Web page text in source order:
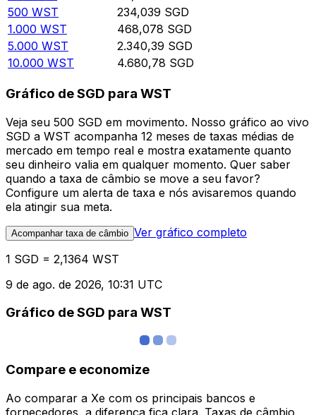
500 WST 234,039 SGD
1.000 WST 468,078 SGD
5.000 WST 2.340,39 SGD
10.000 WST 4.680,78 SGD
Gráfico de SGD para WST
Veja seu 500 SGD em movimento. Nosso gráfico ao vivo
SGD a WST acompanha 12 meses de taxas médias de
mercado em tempo real e mostra exatamente quanto
seu dinheiro valia em qualquer momento. Quer saber
quando a taxa de câmbio se move a seu favor?
Configure um alerta de taxa e nós avisaremos quando
ela atingir sua meta.
Acompanhar taxa de câmbio Ver gráfico completo
1 SGD = 2,1364 WST
9 de ago. de 2026, 10:31 UTC
Gráfico de SGD para WST
Compare e economize
Ao comparar a Xe com os principais bancos e
fornecedores, a diferença fica clara. Taxas de câmbio